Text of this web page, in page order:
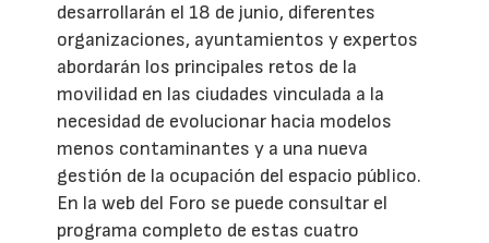
desarrollarán el 18 de junio, diferentes
organizaciones, ayuntamientos y expertos
abordarán los principales retos de la
movilidad en las ciudades vinculada a la
necesidad de evolucionar hacia modelos
menos contaminantes y a una nueva
gestión de la ocupación del espacio público.
En la web del Foro se puede consultar el
programa completo de estas cuatro